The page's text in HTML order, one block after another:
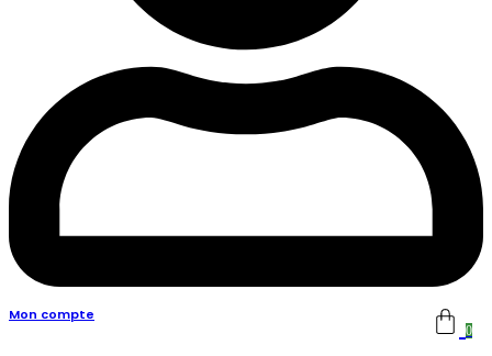
Mon compte
0